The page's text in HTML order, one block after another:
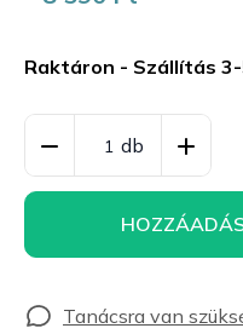
Raktáron - Szállítás